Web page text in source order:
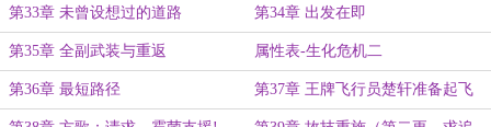
第33章 未曾设想过的道路 第34章 出发在即
第35章 全副武装与重返 属性表-生化危机二
第36章 最短路径 第37章 王牌飞行员楚轩准备起飞